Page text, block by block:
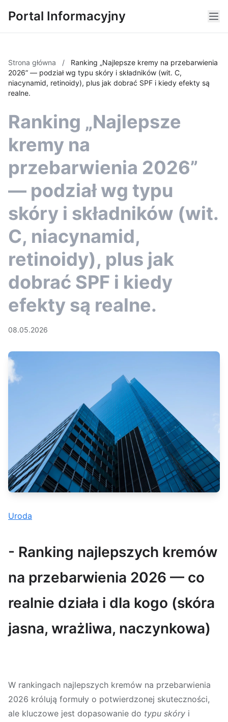
Portal Informacyjny
Strona główna /
Ranking „Najlepsze kremy na przebarwienia
2026” — podział wg typu skóry i składników (wit. C,
niacynamid, retinoidy), plus jak dobrać SPF i kiedy efekty są
realne.
Ranking „Najlepsze
kremy na
przebarwienia 2026”
— podział wg typu
skóry i składników (wit.
C, niacynamid,
retinoidy), plus jak
dobrać SPF i kiedy
efekty są realne.
08.05.2026
Uroda
- Ranking najlepszych kremów
na przebarwienia 2026 — co
realnie działa i dla kogo (skóra
jasna, wrażliwa, naczynkowa)
W rankingach najlepszych kremów na przebarwienia
2026 królują formuły o potwierdzonej skuteczności,
ale kluczowe jest dopasowanie do typu skóry i